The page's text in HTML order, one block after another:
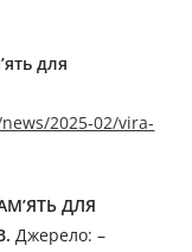
для
2025-02/vira-
ДЛЯ
Джерелo: –